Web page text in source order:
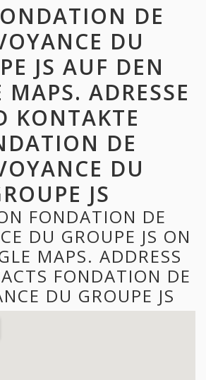
DE
DU
JS AUF DEN
MAPS. ADRESSE
KONTAKTE
DE
DU
JS
FONDATION DE
DU GROUPE JS ON
MAPS. ADDRESS
FONDATION DE
DU GROUPE JS